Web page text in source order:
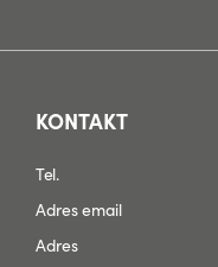
KONTAKT
Tel.
Adres email
Adres